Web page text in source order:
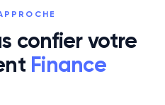
confier votre
Finance